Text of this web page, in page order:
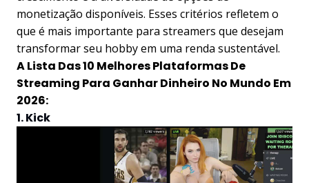
monetização disponíveis. Esses critérios refletem o
que é mais importante para streamers que desejam
transformar seu hobby em uma renda sustentável.
A Lista Das 10 Melhores Plataformas De
Streaming Para Ganhar Dinheiro No Mundo Em
2026:
1. Kick